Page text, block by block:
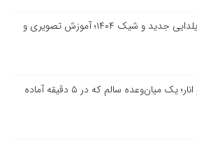
۱۰ مدل دسر یلدایی جدید و شیک ۱۴۰۴؛ آموزش تصویری و
دسر ماست و انار؛ یک میان‌وعده سالم که در ۵ دقیقه آماده